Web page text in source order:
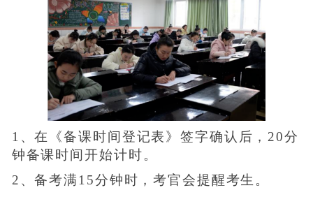
1、在《备课时间登记表》签字确认后，20分
钟备课时间开始计时。
2、备考满15分钟时，考官会提醒考生。